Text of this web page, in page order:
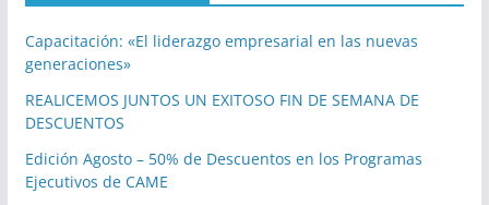
Capacitación: «El liderazgo empresarial en las nuevas
generaciones»
REALICEMOS JUNTOS UN EXITOSO FIN DE SEMANA DE
DESCUENTOS
Edición Agosto – 50% de Descuentos en los Programas
Ejecutivos de CAME